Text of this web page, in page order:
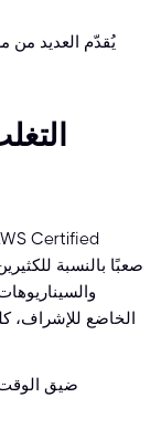
يُقدّم العديد من
الخاضع للإشراف،
ضيق الوقت: